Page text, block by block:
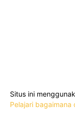
Situs ini
Pelajari